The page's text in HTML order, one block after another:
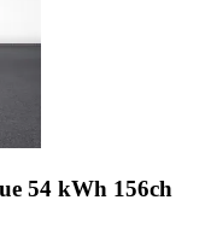
54 kWh 156ch